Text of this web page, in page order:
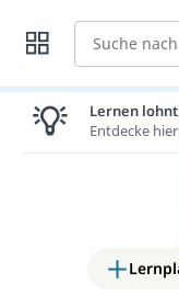
Suche
Lernen
Entdecke